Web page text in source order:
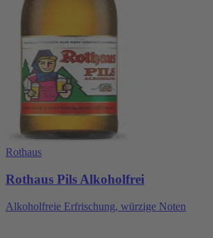
Rothaus
Rothaus Pils Alkoholfrei
Alkoholfreie Erfrischung, würzige Noten